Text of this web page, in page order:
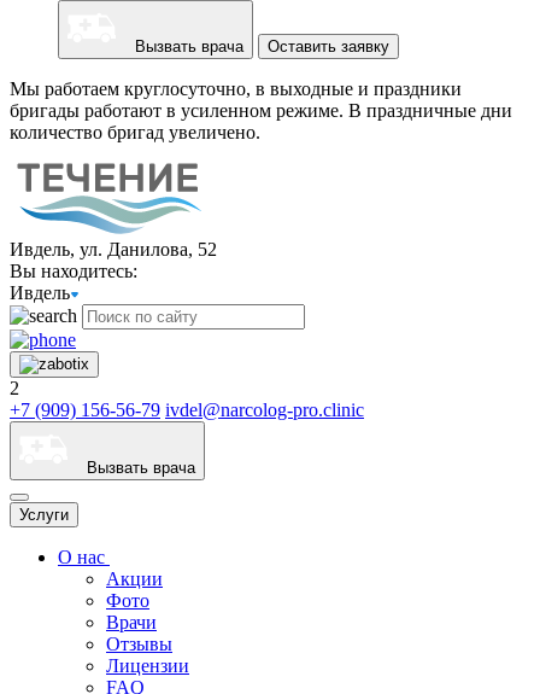
Вызвать врача Оставить заявку
Мы работаем круглосуточно, в выходные и праздники
бригады работают в усиленном режиме. В праздничные дни
количество бригад увеличено.
Ивдель, ул. Данилова, 52
Вы находитесь:
Ивдель
2
+7 (909) 156-56-79 ivdel@narcolog-pro.clinic
Вызвать врача
Услуги
О нас
Акции
Фото
Врачи
Отзывы
Лицензии
FAQ